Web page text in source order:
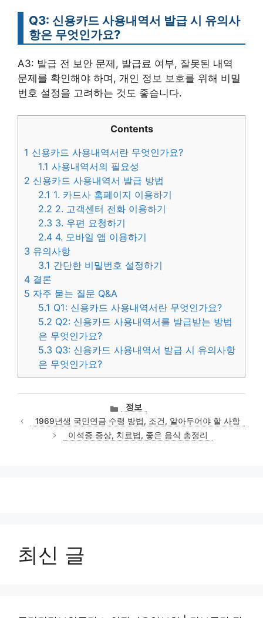
Q3: 신용카드 사용내역서 발급 시 유의사
항은 무엇인가요?
A3: 발급 전 보안 문제, 발급료 여부, 잘못된 내역
문제를 확인해야 하며, 개인 정보 보호를 위해 비밀
번호 설정을 고려하는 것도 좋습니다.
Contents
1 신용카드 사용내역서란 무엇인가요?
1.1 사용내역서의 필요성
2 신용카드 사용내역서 발급 방법
2.1 1. 카드사 홈페이지 이용하기
2.2 2. 고객센터 전화 이용하기
2.3 3. 우편 요청하기
2.4 4. 모바일 앱 이용하기
3 유의사항
3.1 간단한 비밀번호 설정하기
4 결론
5 자주 묻는 질문 Q&A
5.1 Q1: 신용카드 사용내역서란 무엇인가요?
5.2 Q2: 신용카드 사용내역서를 발급받는 방법
은 무엇인가요?
5.3 Q3: 신용카드 사용내역서 발급 시 유의사항
은 무엇인가요?
카
테
고
리
정보
1969년생 국민연금 수령 방법, 조건, 알아두어야 할 사항
이석증 증상, 치료법, 좋은 음식 총정리
최신 글